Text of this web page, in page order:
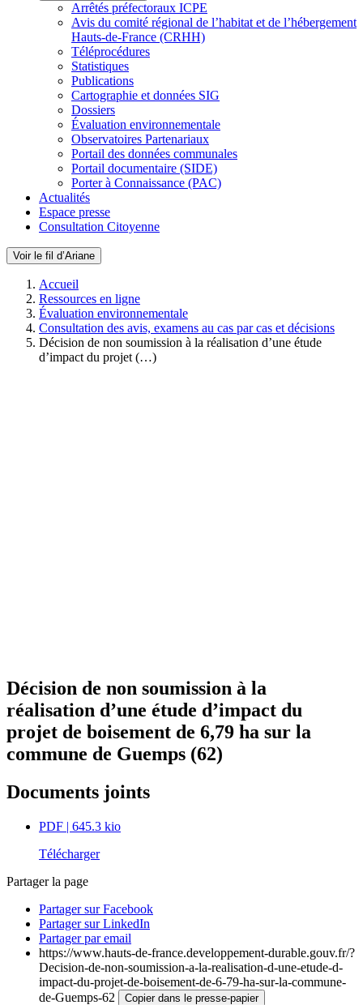
Arrêtés préfectoraux ICPE
Avis du comité régional de l’habitat et de l’hébergement
Hauts-de-France (CRHH)
Téléprocédures
Statistiques
Publications
Cartographie et données SIG
Dossiers
Évaluation environnementale
Observatoires Partenariaux
Portail des données communales
Portail documentaire (SIDE)
Porter à Connaissance (PAC)
Actualités
Espace presse
Consultation Citoyenne
Voir le fil d’Ariane
Accueil
Ressources en ligne
Évaluation environnementale
Consultation des avis, examens au cas par cas et décisions
Décision de non soumission à la réalisation d’une étude
d’impact du projet (…)
Décision de non soumission à la
réalisation d’une étude d’impact du
projet de boisement de 6,79 ha sur la
commune de Guemps (62)
Documents joints
PDF | 645.3 kio
Télécharger
Partager la page
Partager sur Facebook
Partager sur LinkedIn
Partager par email
https://www.hauts-de-france.developpement-durable.gouv.fr/?
Decision-de-non-soumission-a-la-realisation-d-une-etude-d-
impact-du-projet-de-boisement-de-6-79-ha-sur-la-commune-
de-Guemps-62
Copier dans le presse-papier